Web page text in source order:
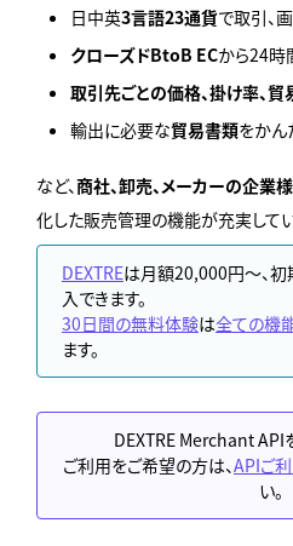
日中英3言語23通貨で取引、
クローズドBtoB ECから24時
取引先ごとの価格、掛け率、
輸出に必要な貿易書類をかん
など、商社、卸売、メーカーの企業様
化した販売管理の機能が充実してい
DEXTREは月額20,000円～、
入できます。
30日間の無料体験は全ての機
ます。
DEXTRE Merchant API
ご利用をご希望の方は、APIご
い。